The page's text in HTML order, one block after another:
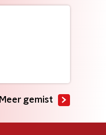
Meer gemist